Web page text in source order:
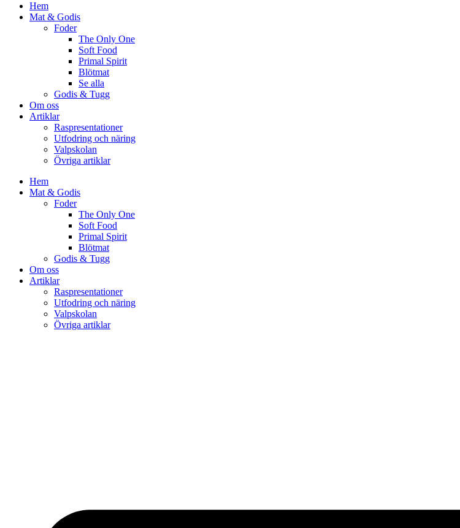
Hem
Mat & Godis
Foder
The Only One
Soft Food
Primal Spirit
Blötmat
Se alla
Godis & Tugg
Om oss
Artiklar
Raspresentationer
Utfodring och näring
Valpskolan
Övriga artiklar
Hem
Mat & Godis
Foder
The Only One
Soft Food
Primal Spirit
Blötmat
Godis & Tugg
Om oss
Artiklar
Raspresentationer
Utfodring och näring
Valpskolan
Övriga artiklar